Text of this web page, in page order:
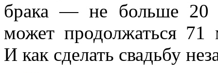
брака — не больше 20
может продолжаться
И как сделать свадьбу